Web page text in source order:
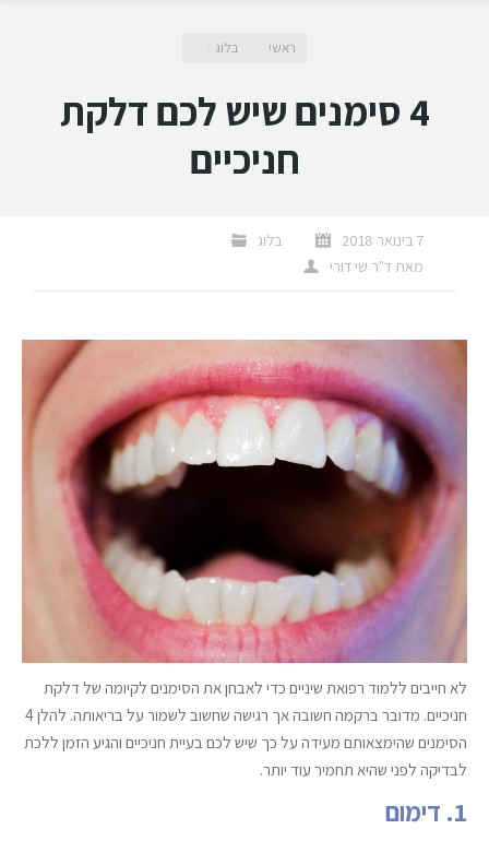
ראשי בלוג
4 סימנים שיש לכם דלקת
חניכיים
7 בינואר 2018
בלוג
מאת ד"ר שי דורי
לא חייבים ללמוד רפואת שיניים כדי לאבחן את הסימנים לקיומה של דלקת
חניכיים. מדובר ברקמה חשובה אך רגישה שחשוב לשמור על בריאותה. להלן 4
הסימנים שהימצאותם מעידה על כך שיש לכם בעיית חניכיים והגיע הזמן ללכת
לבדיקה לפני שהיא תחמיר עוד יותר.
1. דימום